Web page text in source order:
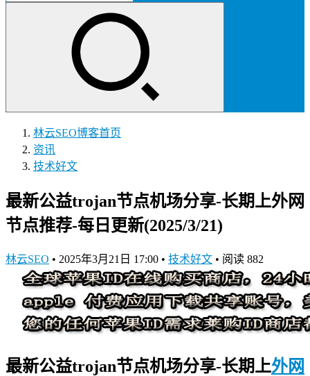
林云SEO博客首页
资讯
技术好文
最新公益trojan节点机场分享-长期上外网
节点推荐-每日更新(2025/3/21)
林云SEO • 2025年3月21日 17:00 • 技术好文 • 阅读 882
最新公益trojan节点机场分享-长期上外网